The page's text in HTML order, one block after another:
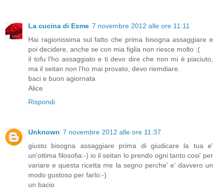
La cucina di Esme 7 novembre 2012 alle ore 11:11
Hai ragionissima sul fatto che prima bisogna assaggiare e
poi decidere, anche se con mia figlia non riesce molto :(
il tofu l'ho assaggiato e ti devo dire che non mi è piaciuto,
ma il seitan non l'ho mai provato, devo riemdiare.
baci e buon agiornata
Alice
Rispondi
Unknown 7 novembre 2012 alle ore 11:37
giusto bisogna assaggiare prima di giudicare la tua e'
un'ottima filosofia:-) io il seitan lo prendo ogni tanto cosi' per
variare e questa ricetta me la segno perche' e' davvero un
modo gustoso per farlo:-)
un bacio